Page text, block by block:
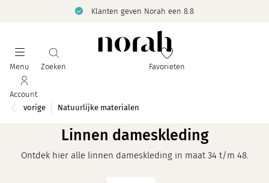
Klanten geven Norah een 8.8
Menu Zoeken Favorieten
Account
vorige
Natuurlijke materialen
Linnen dameskleding
Ontdek hier alle linnen dameskleding in maat 34 t/m 48.